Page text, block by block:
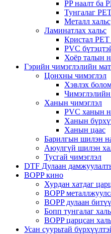
PP наалт ба
Тунгалаг
Металл хальс
Ламинатлах хальс
Кристал
PVC
Хоёр талын
Гэрийн чимэглэлийн
Цонхны чимэглэл
Хэвлэх
Ханын чимэглэл
PVC ханын
Ханын
Ханын цаас
Барилгын шилэн
Аюулгүй шилэн
Тусгай чимэглэл
DTF Дулаан
BOPP кино
Хурдан хатдаг
BOPP
BOPP дулаан
Бопп тунгалаг
BOPP царцсан
Усан суурьтай